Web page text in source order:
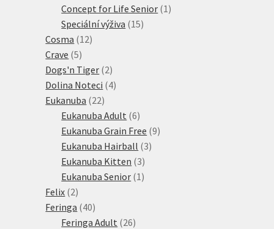
Concept for Life Senior 1 1
Speciální výživa 1515
Cosma 1212
Crave 55
produktů
Dogs'n Tiger 22
produkty
Dolina Noteci 44
Eukanuba 2222
produktů
Eukanuba Adult 66
produktů
Eukanuba Grain Free 99
Eukanuba Hairball 33
Eukanuba Kitten 33
produkty
Eukanuba Senior 1 1
Felix 22
produkty
Feringa 4040
produktů
Feringa Adult 2626